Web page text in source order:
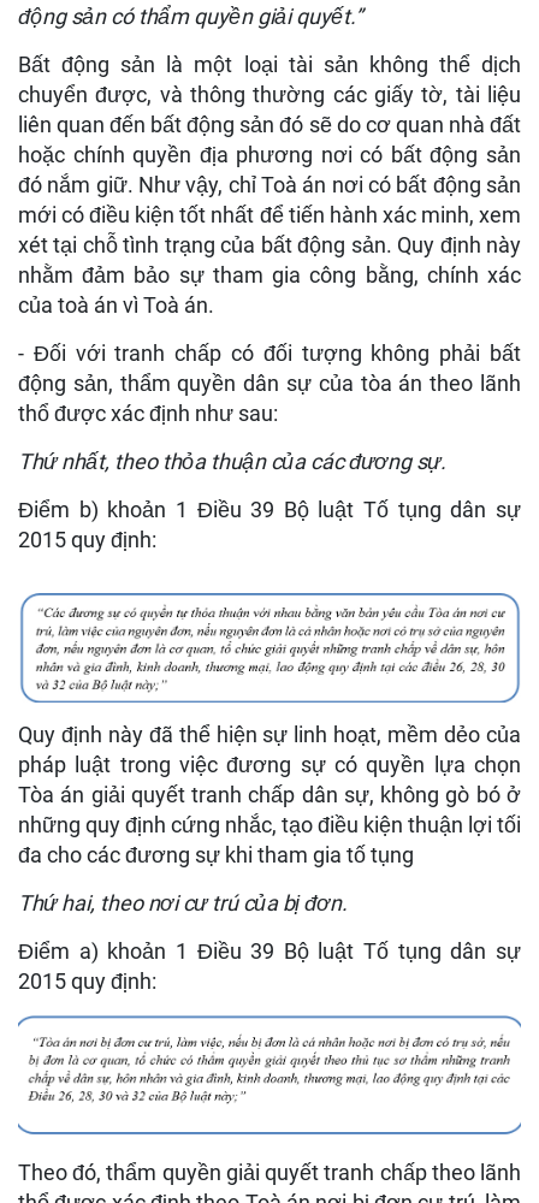
động sản có thẩm quyền giải quyết.”
Bất động sản là một loại tài sản không thể dịch
chuyển được, và thông thường các giấy tờ, tài liệu
liên quan đến bất động sản đó sẽ do cơ quan nhà đất
hoặc chính quyền địa phương nơi có bất động sản
đó nắm giữ. Như vậy, chỉ Toà án nơi có bất động sản
mới có điều kiện tốt nhất để tiến hành xác minh, xem
xét tại chỗ tình trạng của bất động sản. Quy định này
nhằm đảm bảo sự tham gia công bằng, chính xác
của toà án vì Toà án.
- Đối với tranh chấp có đối tượng không phải bất
động sản, thẩm quyền dân sự của tòa án theo lãnh
thổ được xác định như sau:
Thứ nhất, theo thỏa thuận của các đương sự.
Điểm b) khoản 1 Điều 39 Bộ luật Tố tụng dân sự
2015 quy định:
Quy định này đã thể hiện sự linh hoạt, mềm dẻo của
pháp luật trong việc đương sự có quyền lựa chọn
Tòa án giải quyết tranh chấp dân sự, không gò bó ở
những quy định cứng nhắc, tạo điều kiện thuận lợi tối
đa cho các đương sự khi tham gia tố tụng
Thứ hai, theo nơi cư trú của bị đơn.
Điểm a) khoản 1 Điều 39 Bộ luật Tố tụng dân sự
2015 quy định:
Theo đó, thẩm quyền giải quyết tranh chấp theo lãnh